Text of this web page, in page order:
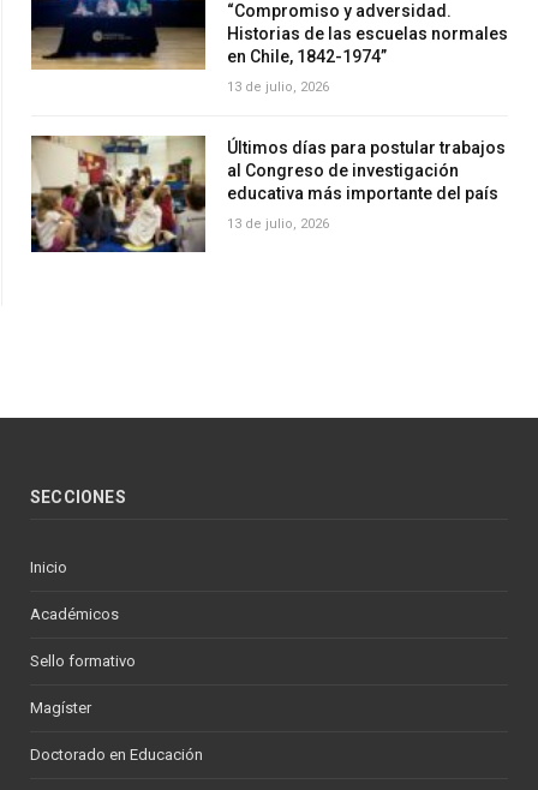
“Compromiso y adversidad.
Historias de las escuelas normales
en Chile, 1842-1974”
13 de julio, 2026
Últimos días para postular trabajos
al Congreso de investigación
educativa más importante del país
13 de julio, 2026
SECCIONES
Inicio
Académicos
Sello formativo
Magíster
Doctorado en Educación